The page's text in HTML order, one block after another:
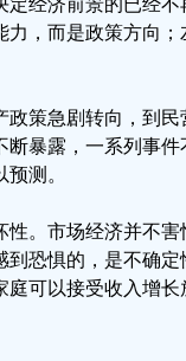
经济前景的已经
，而是政策方向
策急剧转向，到
暴露，一系列事件
测。
。市场经济并不
恐惧的，是不确
可以接受收入增